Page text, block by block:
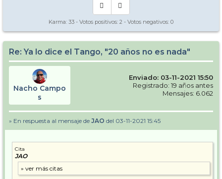
Karma: 33 - Votos positivos: 2 - Votos negativos: 0
Re: Ya lo dice el Tango, "20 años no es nada"
Nacho Campo
s
Enviado: 03-11-2021 15:50
Registrado: 19 años antes
Mensajes: 6.062
» En respuesta al mensaje de JAO del 03-11-2021 15:45
Cita
JAO